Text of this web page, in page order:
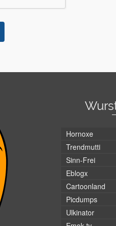
Hornoxe
Trendmutti
Sinn-Frei
Eblogx
Cartoonland
Picdumps
Ulkinator